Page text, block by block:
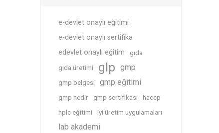
e-devlet onaylı eğitimi
e-devlet onaylı sertifika
edevlet onaylı eğitim
gıda
gıda üretimi
glp gmp
gmp belgesi gmp eğitimi
gmp nedir gmp sertifikası
haccp
hplc eğitimi
iyi üretim uygulamaları
lab akademi